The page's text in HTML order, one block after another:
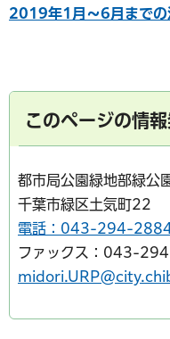
2019年1月～6月までの
このページの情
都市局公園緑地部緑公
千葉市緑区土気町22
電話：043-294-
ファックス：043-